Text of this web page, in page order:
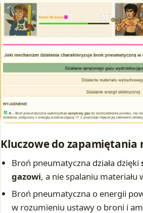
Kluczowe do zapamiętania
Broń pneumatyczna działa dzięki
gazowi, a nie spalaniu materiału
Broń pneumatyczna o energii
w rozumieniu ustawy o broni i